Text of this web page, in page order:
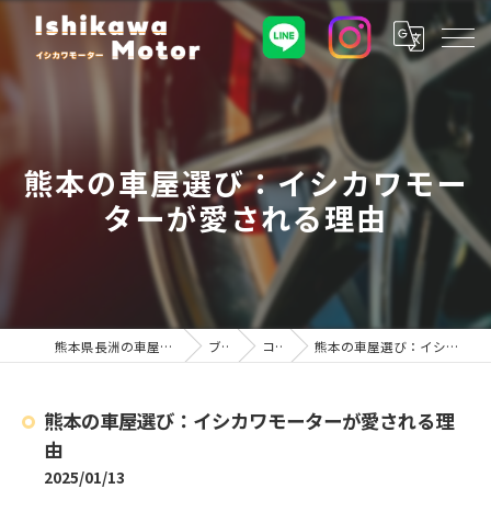
熊本の車屋選び：イシカワモー
ターが愛される理由
熊本県長洲の車屋ならイシカワモーター ブログ コラム 熊本の車屋選び：イシカワモーターが愛される理由
熊本の車屋選び：イシカワモーターが愛される理
由
2025/01/13